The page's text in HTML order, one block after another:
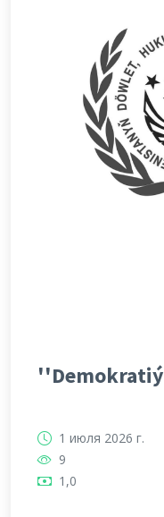
1 июля 2026 г.
9
1,0